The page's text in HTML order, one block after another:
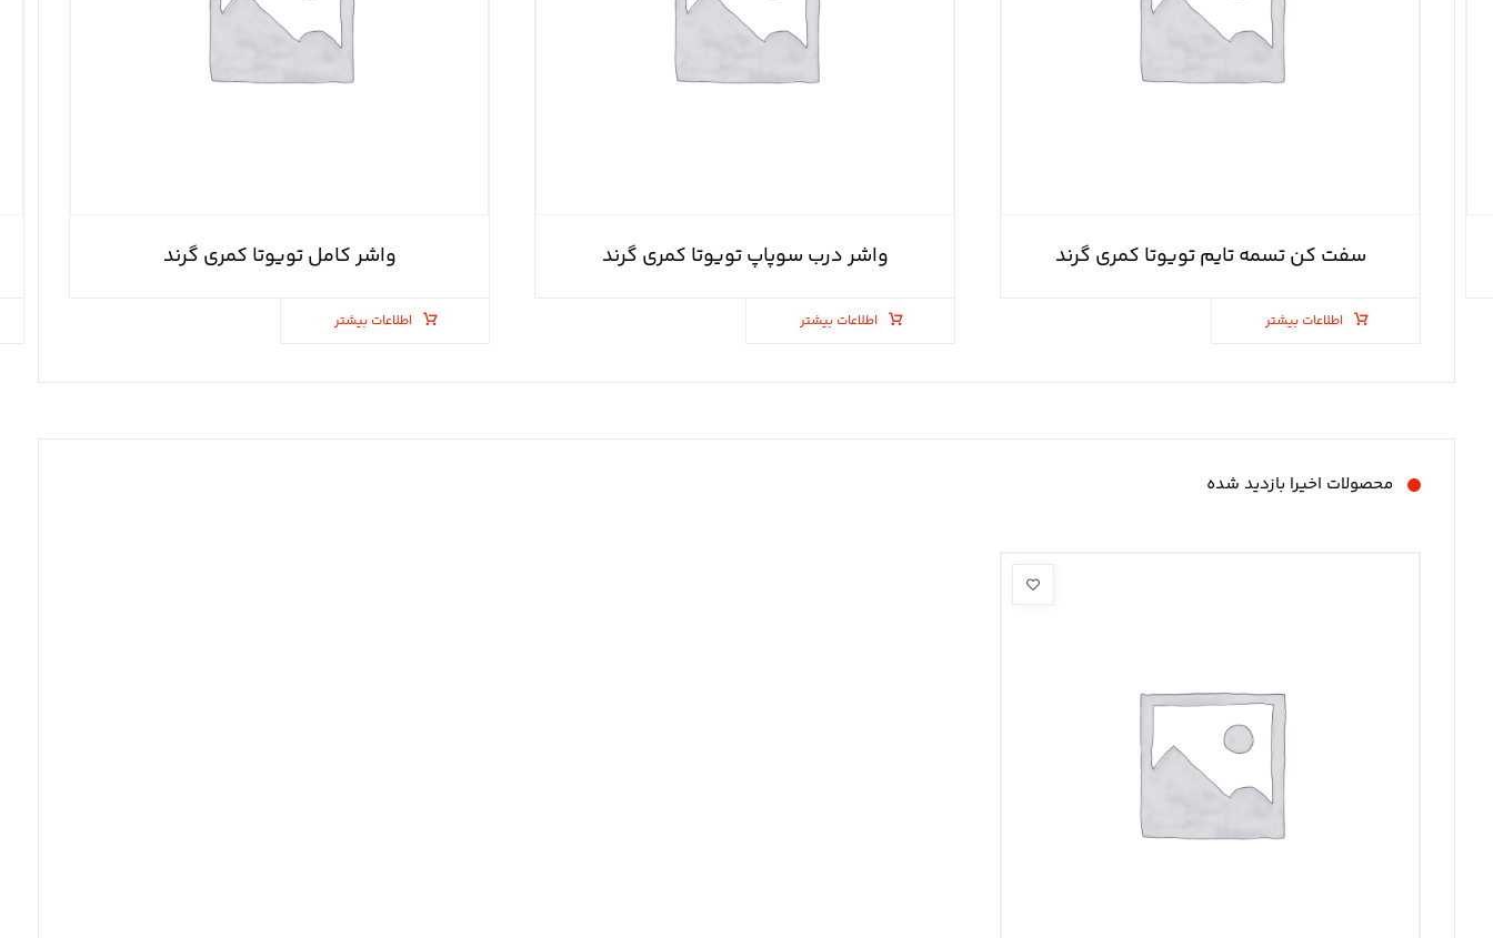
سفت کن تسمه تایم تویوتا کمری گرند
اطلاعات بیشتر
واشر درب سوپاپ تویوتا کمری گرند
اطلاعات بیشتر
واشر کامل تویوتا کمری گرند
اطلاعات بیشتر
محصولات اخیرا بازدید شده